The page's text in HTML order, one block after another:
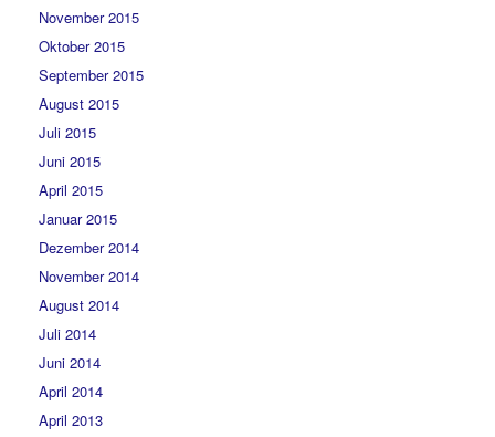
November 2015
Oktober 2015
September 2015
August 2015
Juli 2015
Juni 2015
April 2015
Januar 2015
Dezember 2014
November 2014
August 2014
Juli 2014
Juni 2014
April 2014
April 2013